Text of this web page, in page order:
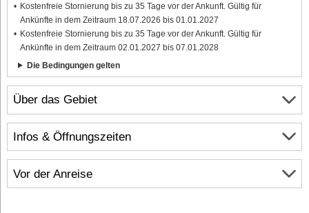
Über das Gebiet
Infos & Öffnungszeiten
Vor der Anreise
Kostenfreie Stornierung bis zu 35 Tage vor der Ankunft. Gültig für
Ankünfte in dem Zeitraum 18.07.2026 bis 01.01.2027
Kostenfreie Stornierung bis zu 35 Tage vor der Ankunft. Gültig für
Ankünfte in dem Zeitraum 02.01.2027 bis 07.01.2028
Die Bedingungen gelten